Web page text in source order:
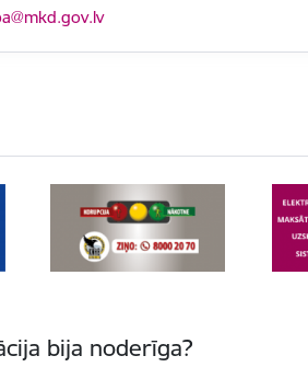
bija noderīga?